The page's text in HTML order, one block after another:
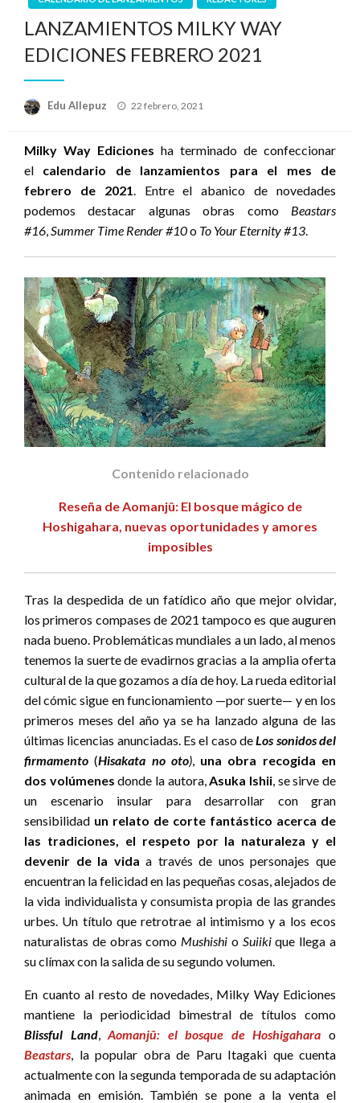
LANZAMIENTOS MILKY WAY
EDICIONES FEBRERO 2021
Edu Allepuz
Publicado
22 febrero, 2021
Milky Way Ediciones ha terminado de confeccionar
el calendario de lanzamientos para el mes de
febrero de 2021. Entre el abanico de novedades
podemos destacar algunas obras como Beastars
#16,Summer Time Render #10o To Your Eternity #13.
Contenido relacionado
Reseña de Aomanjû: El bosque mágico de
Hoshigahara, nuevas oportunidades y amores
imposibles
Tras la despedida de un fatídico año que mejor olvidar,
los primeros compases de 2021 tampoco es que auguren
nada bueno. Problemáticas mundiales a un lado, al menos
tenemos la suerte de evadirnos gracias a la amplia oferta
cultural de la que gozamos a día de hoy. La rueda editorial
del cómic sigue en funcionamiento —por suerte— y en los
primeros meses del año ya se ha lanzado alguna de las
últimas licencias anunciadas. Es el caso deLos sonidos del
firmamento (Hisakata no oto), una obra recogida en
dos volúmenes donde la autora,Asuka Ishii, se sirve de
un escenario insular para desarrollar con gran
sensibilidad un relato de corte fantástico acerca de
las tradiciones, el respeto por la naturaleza y el
devenir de la vida a través de unos personajes que
encuentran la felicidad en las pequeñas cosas, alejados de
la vida individualista y consumista propia de las grandes
urbes. Un título que retrotrae al intimismo y a los ecos
naturalistas de obras como Mushishi o Suiikique llega a
su clímax con la salida de su segundo volumen.
En cuanto al resto de novedades, Milky Way Ediciones
mantiene la periodicidad bimestral de títulos como
Blissful Land,Aomanjû: el bosque de Hoshigahara o
Beastars, la popular obra de Paru Itagaki que cuenta
actualmente con la segunda temporada de su adaptación
animada en emisión. También se pone a la venta el